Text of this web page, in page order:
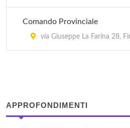
Ufficio Firenze succursale 005
via Torcicoda 107/r, Firenze
Ufficio Firenze succursale 007
Comando Provinciale
via Giuseppe La Farina 28,
APPROFONDIMENTI